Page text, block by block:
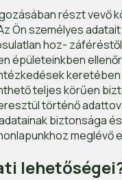
részt
Ön személyes
hoz-
teljes körűen
történő
biztonsága